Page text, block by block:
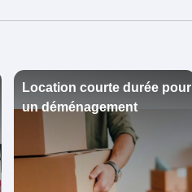
Location courte durée pour
un déménagement